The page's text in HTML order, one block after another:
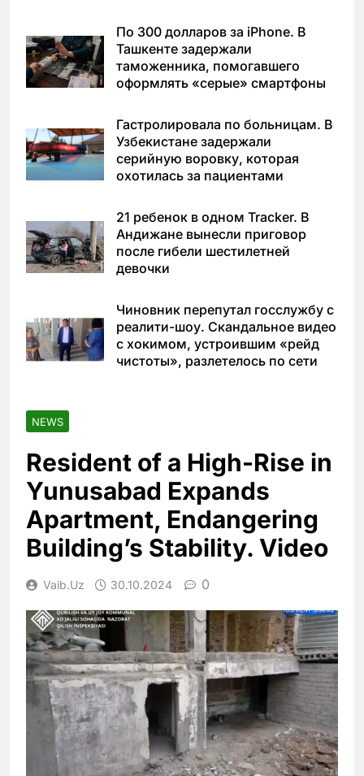
По 300 долларов за iPhone. В
Ташкенте задержали
таможенника, помогавшего
оформлять «серые» смартфоны
Гастролировала по больницам. В
Узбекистане задержали
серийную воровку, которая
охотилась за пациентами
21 ребенок в одном Tracker. В
Андижане вынесли приговор
после гибели шестилетней
девочки
Чиновник перепутал госслужбу с
реалити-шоу. Скандальное видео
с хокимом, устроившим «рейд
чистоты», разлетелось по сети
NEWS
Resident of a High-Rise in
Yunusabad Expands
Apartment, Endangering
Building’s Stability. Video
Vaib.uz 30.10.2024 0